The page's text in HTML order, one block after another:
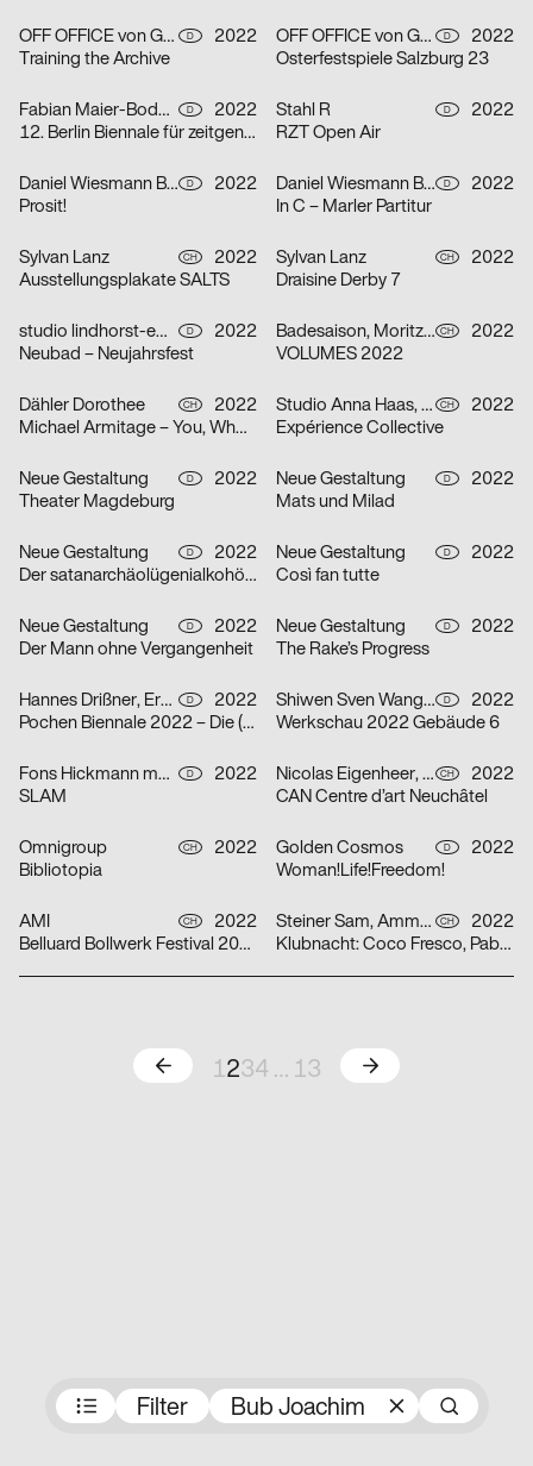
Preisträger:innen
Filter Bub Joachim
OFF OFFICE von Gross Lingemann GbR D
2022
Training the Archive
OFF OFFICE von Gross Lingemann GbR D
2022
Osterfestspiele Salzburg 23
Fabian Maier-Bode, Martin Wecke D
2022
12. Berlin Biennale für zeitgenössische Kunst
Stahl R D
2022
RZT Open Air
Daniel Wiesmann Büro für Gestaltung, Radziejewski Robert D
2022
Prosit!
Daniel Wiesmann Büro für Gestaltung D
2022
In C – Marler Partitur
Sylvan Lanz CH
2022
Ausstellungsplakate SALTS
Sylvan Lanz CH
2022
Draisine Derby 7
studio lindhorst-emme+hinrichs, Momo Egli D
2022
Neubad – Neujahrsfest
Badesaison, Moritz Furger CH
2022
VOLUMES 2022
Dähler Dorothee CH
2022
Michael Armitage – You, Who are Still Alive
Studio Anna Haas, Gina Burri CH
2022
Expérience Collective
Neue Gestaltung D
2022
Theater Magdeburg
Neue Gestaltung D
2022
Mats und Milad
Neue Gestaltung D
2022
Der satanarchäolügenialkohöllische Wunschpunsch
Neue Gestaltung D
2022
Così fan tutte
Neue Gestaltung D
2022
Der Mann ohne Vergangenheit
Neue Gestaltung D
2022
The Rake’s Progress
Hannes Drißner, Erkan Elias D
2022
Pochen Biennale 2022 – Die (neue) Vermessung der Welt
Shiwen Sven Wang, Breidenich Friedrich D
2022
Werkschau 2022 Gebäude 6
Fons Hickmann m23 D
2022
SLAM
Nicolas Eigenheer, Noémie Gygax (no-do), Sebastian Verdon CH
2022
CAN Centre d’art Neuchâtel
Omnigroup CH
2022
Bibliotopia
Golden Cosmos D
2022
Woman!Life!Freedom!
AMI CH
2022
Belluard Bollwerk Festival 2022
Steiner Sam, Ammann Sirkka CH
2022
Klubnacht: Coco Fresco, Pablo Beltran, orangebleu
Zurück
1234 … 13